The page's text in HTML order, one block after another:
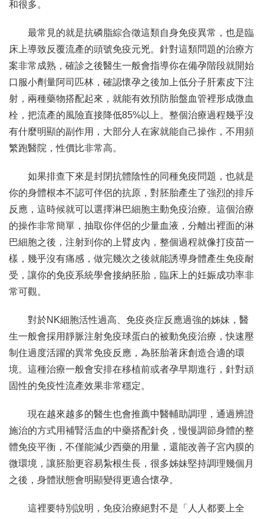
和很多。
最常見的就是抗磷脂綜合徵這類自身免疫異常，也是臨
床上導致反覆流產的頭號免疫元兇。針對這類問題的治療方
案非常成熟，確診之後醫生一般會指導你在備孕階段就開始
口服小劑量阿司匹林，確認懷孕之後加上低分子肝素皮下注
射，兩種藥物搭配起來，就能有效預防胎盤血管裡形成微血
栓，把流產的風險直接降低85%以上。整個治療過程幾乎沒
有什麼明顯的副作用，大部分人在家就能自己操作，不用頻
繁跑醫院，性價比非常高。
如果排查下來是封閉抗體陰性的同種免疫問題，也就是
你的身體根本不認可伴侶的抗原，對胚胎產生了強烈的排斥
反應，這時候就可以選擇淋巴細胞主動免疫治療。這個治療
的操作非常簡單，抽取你伴侶的少量血液，分離出裡面的淋
巴細胞之後，注射到你的上臂皮內，整個過程就像打疫苗一
樣，幾乎沒有痛感，做完幾次之後就能誘導身體產生免疫耐
受，讓你的免疫系統學會接納胚胎，臨床上的妊娠成功率非
常可觀。
對於NK細胞活性過高、免疫炎症反應過強的姊妹，醫
生一般會採用靜脈注射免疫球蛋白的被動免疫治療，快速壓
制住過度活躍的異常免疫反應，為胚胎著床創造合適的環
境。這種治療一般會安排在移植前或者孕早期進行，針對頑
固性的免疫性流產效果非常穩定。
現在越來越多的醫生也會推薦中醫輔助調理，通過辨證
施治的方式用補腎活血的中藥搭配針灸，慢慢調節身體的整
體免疫平衡，不僅能減少西藥的用量，還能改善子宮內膜的
微環境，讓胚胎更容易紮根生長，很多姊妹堅持調理幾個月
之後，身體狀態會明顯變得更適合懷孕。
這裡要特別說明，免疫治療絕對不是「人人都要上全